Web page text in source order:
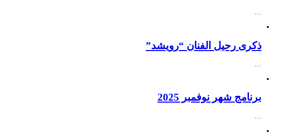
…
ذكرى رحيل الفنان “رويشد”
…
برنامج شهر نوفمبر 2025